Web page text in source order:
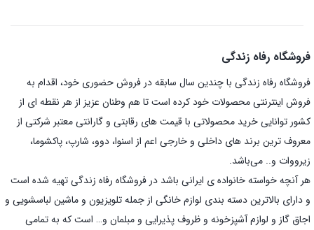
فروشگاه رفاه زندگی
فروشگاه رفاه زندگی با چندین سال سابقه در فروش حضوری خود، اقدام به
فروش اینترنتی محصولات خود کرده است تا هم وطنان عزیز از هر نقطه ای از
کشور توانایی خرید محصولاتی با قیمت های رقابتی و گارانتی معتبر شرکتی از
معروف ترین برند های داخلی و خارجی اعم از اسنوا، دوو، شارپ، پاکشوما،
زیرووات و.. می‌باشد.
هر آنچه خواسته خانواده ی ایرانی باشد در فروشگاه رفاه زندگی تهیه شده است
و دارای بالاترین دسته بندی لوازم خانگی از جمله تلویزیون و ماشین لباسشویی و
اجاق گاز و لوازم آشپزخونه و ظروف پذیرایی و مبلمان و… است که به تمامی